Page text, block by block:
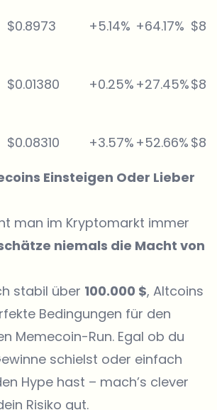
$0.8973 +5.14% +64.17%
$0.01380 +0.25% +27.45%
$0.08310 +3.57% +52.66%
Einsteigen Oder Lieber
man im Kryptomarkt immer
niemals die Macht von
stabil über 100.000 $, Altcoins
Bedingungen für den
Memecoin-Run. Egal ob du
schielst oder einfach
Hype hast – mach’s clever
Risiko gut.